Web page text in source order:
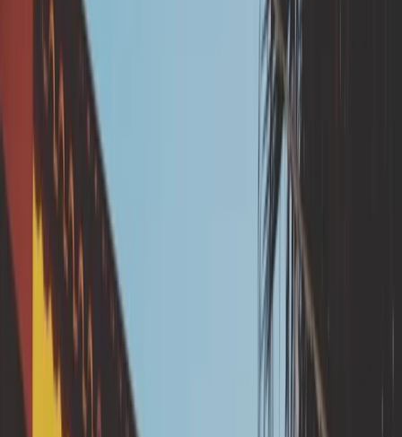
Dispositif simple d'infiltration des eaux pluviales
🏚️ Pourquoi proposer
cette solution de
prévention ?